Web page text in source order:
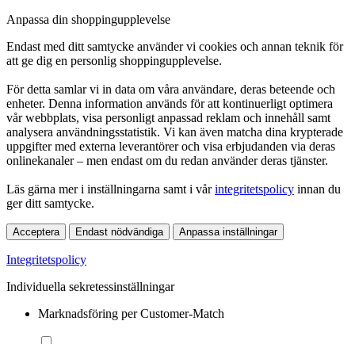
Anpassa din shoppingupplevelse
Endast med ditt samtycke använder vi cookies och annan teknik för
att ge dig en personlig shoppingupplevelse.
För detta samlar vi in data om våra användare, deras beteende och
enheter. Denna information används för att kontinuerligt optimera
vår webbplats, visa personligt anpassad reklam och innehåll samt
analysera användningsstatistik. Vi kan även matcha dina krypterade
uppgifter med externa leverantörer och visa erbjudanden via deras
onlinekanaler – men endast om du redan använder deras tjänster.
Läs gärna mer i inställningarna samt i vårintegritetspolicy innan du
ger ditt samtycke.
Acceptera Endast nödvändiga Anpassa inställningar
Integritetspolicy
Individuella sekretessinställningar
Marknadsföring per Customer-Match